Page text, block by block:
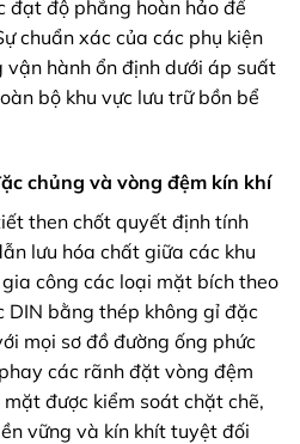
độ phẳng hoàn hảo để
chuẩn xác của các phụ kiện
hành ổn định dưới áp suất
bộ khu vực lưu trữ bồn bể
chủng và vòng đệm kín khí
then chốt quyết định tính
lưu hóa chất giữa các khu
công các loại mặt bích theo
DIN bằng thép không gỉ đặc
mọi sơ đồ đường ống phức
các rãnh đặt vòng đệm
được kiểm soát chặt chẽ,
vững và kín khít tuyệt đối